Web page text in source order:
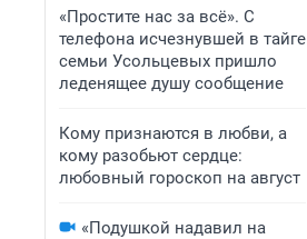
«Простите нас за всё». С
телефона исчезнувшей в тайге
семьи Усольцевых пришло
леденящее душу сообщение
Кому признаются в любви, а
кому разобьют сердце:
любовный гороскоп на август
«Подушкой надавил на